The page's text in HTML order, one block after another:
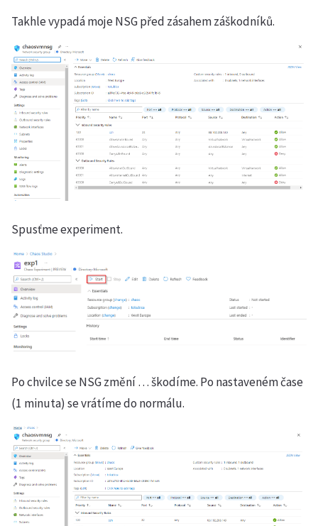
Takhle vypadá moje NSG před zásahem záškodníků.
Spusťme experiment.
Po chvilce se NSG změní … škodíme. Po nastaveném čase
(1 minuta) se vrátíme do normálu.